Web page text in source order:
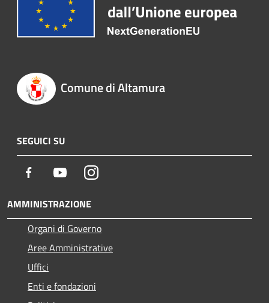
Comune di Altamura
SEGUICI SU
Facebook YoutubeInstagram
AMMINISTRAZIONE
Organi di Governo
Aree Amministrative
Uffici
Enti e fondazioni